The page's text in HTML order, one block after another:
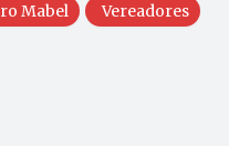
Mabel Vereadores